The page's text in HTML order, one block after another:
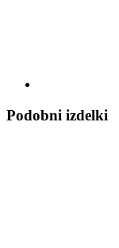
Podobni izdelki